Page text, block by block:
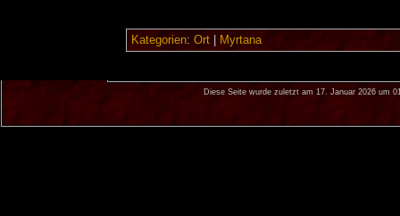
Kategorien: Ort| Myrtana
Diese Seite wurde zuletzt am 17. Januar 2026 um